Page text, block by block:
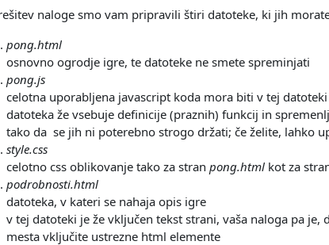
naloge smo vam pripravili štiri datoteke, ki jih
pong.html
osnovno ogrodje igre, te datoteke ne smete spreminjati
pong.js
celotna uporabljena javascript koda mora biti v tej datoteki
datoteka že vsebuje definicije (praznih) funkcij in
tako da se jih ni poterebno strogo držati; če želite, lahko
style.css
celotno css oblikovanje tako za stran pong.html kot za
podrobnosti.html
datoteka, v kateri se nahaja opis igre
v tej datoteki je že vključen tekst strani, vaša naloga pa
mesta vključite ustrezne html elemente